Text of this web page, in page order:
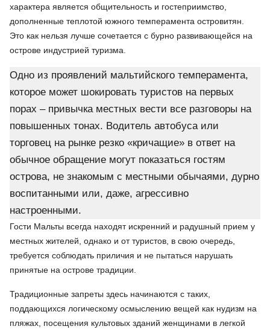
характера является общительность и гостеприимство,
дополненные теплотой южного темперамента островитян.
Это как нельзя лучше сочетается с бурно развивающейся на
острове индустрией туризма.
Одно из проявлений мальтийского темперамента,
которое может шокировать туристов на первых
порах – привычка местных вести все разговоры на
повышенных тонах. Водитель автобуса или
торговец на рынке резко «кричащие» в ответ на
обычное обращение могут показаться гостям
острова, не знакомым с местными обычаями, дурно
воспитанными или, даже, агрессивно
настроенными.
Гости Мальты всегда находят искренний и радушный прием у
местных жителей, однако и от туристов, в свою очередь,
требуется соблюдать приличия и не пытаться нарушать
принятые на острове традиции.
Традиционные запреты здесь начинаются с таких,
поддающихся логическому осмыслению вещей как нудизм на
пляжах, посещения культовых зданий женщинами в легкой